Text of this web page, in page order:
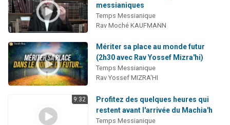
messianiques
Temps Messianique
Rav Moché KAUFMANN
Mériter sa place au monde futur
(2h30 avec Rav Yossef Mizra'hi)
Temps Messianique
Rav Yossef MIZRA'HI
9:32
Profitez des quelques heures qui
restent avant l'arrivée du Machia'h
Temps Messianique